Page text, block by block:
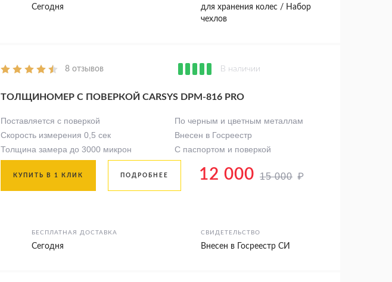
Сегодня
для хранения колес / Набор
чехлов
В наличии
8 отзывов
ТОЛЩИНОМЕР С ПОВЕРКОЙ CARSYS DPM-816 PRO
Поставляется с поверкой
Скорость измерения 0,5 сек
Толщина замера до 3000 микрон
По черным и цветным металлам
Внесен в Госреестр
С паспортом и поверкой
БЕСПЛАТНАЯ ДОСТАВКА
Сегодня
СВИДЕТЕЛЬСТВО
Внесен в Госреестр СИ
12 000 15 000 ₽
КУПИТЬ В 1 КЛИК ПОДРОБНЕЕ